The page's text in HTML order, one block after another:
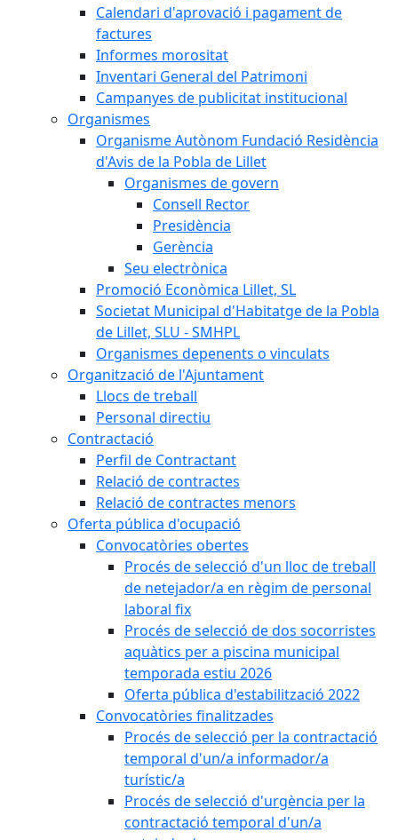
Calendari d'aprovació i pagament de
factures
Informes morositat
Inventari General del Patrimoni
Campanyes de publicitat institucional
Organismes
Organisme Autònom Fundació Residència
d'Avis de la Pobla de Lillet
Organismes de govern
Consell Rector
Presidència
Gerència
Seu electrònica
Promoció Econòmica Lillet, SL
Societat Municipal d'Habitatge de la Pobla
de Lillet, SLU - SMHPL
Organismes depenents o vinculats
Organització de l'Ajuntament
Llocs de treball
Personal directiu
Contractació
Perfil de Contractant
Relació de contractes
Relació de contractes menors
Oferta pública d'ocupació
Convocatòries obertes
Procés de selecció d'un lloc de treball
de netejador/a en règim de personal
laboral fix
Procés de selecció de dos socorristes
aquàtics per a piscina municipal
temporada estiu 2026
Oferta pública d'estabilització 2022
Convocatòries finalitzades
Procés de selecció per la contractació
temporal d'un/a informador/a
turístic/a
Procés de selecció d'urgència per la
contractació temporal d'un/a